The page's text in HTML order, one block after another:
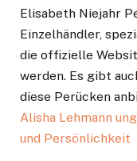
Elisabeth Niejahr
Einzelhändler,
die offizielle
werden. Es gibt
diese Perücken
Alisha Lehmann
und Persönlichkeit